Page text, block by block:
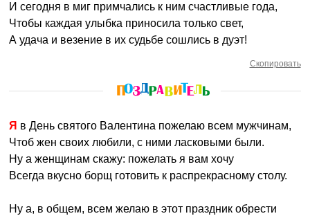
И сегодня в миг примчались к ним счастливые года,
Чтобы каждая улыбка приносила только свет,
А удача и везение в их судьбе сошлись в дуэт!
Скопировать
Я в День святого Валентина пожелаю всем мужчинам,
Чтоб жен своих любили, с ними ласковыми были.
Ну а женщинам скажу: пожелать я вам хочу
Всегда вкусно борщ готовить к распрекрасному столу.
Ну а, в общем, всем желаю в этот праздник обрести